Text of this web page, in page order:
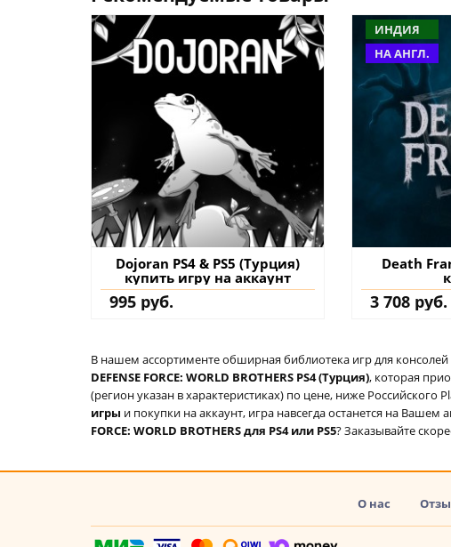
Dojoran PS4 & PS5 (Турция)
купить игру на аккаунт
995 руб.
ИНДИЯ
НА АНГЛ.
Death
3 708 руб.
В нашем ассортименте обширная библиотека игр для
DEFENSE FORCE: WORLD BROTHERS PS4 (Турция), которая
(регион указан в характеристиках) по цене, ниже
игры и покупки на аккаунт, игра навсегда останется на Вашем
FORCE: WORLD BROTHERS для PS4 или PS5? Заказывайте
О нас